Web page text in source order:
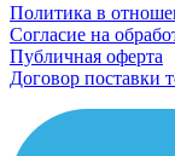
Политика в
Согласие на
Публичная оферта
Договор поставки